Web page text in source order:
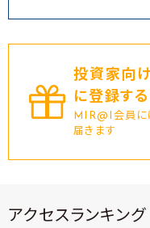
投資家向
に登録する
MIR@I会員に
届きます
アクセスランキング